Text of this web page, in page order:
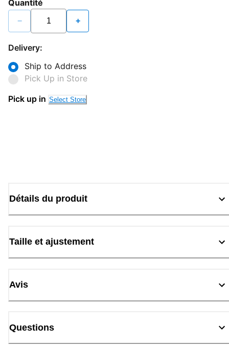
Quantité
− +
Delivery:
Ship to Address
Pick Up in Store
Pick up in Select Store
Détails du produit
Taille et ajustement
Avis
Questions